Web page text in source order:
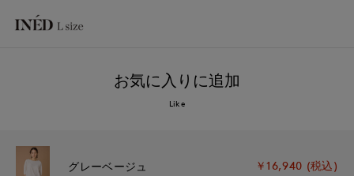
お気に入りに追加
Like
グレーベージュ ￥16,940 (税込)